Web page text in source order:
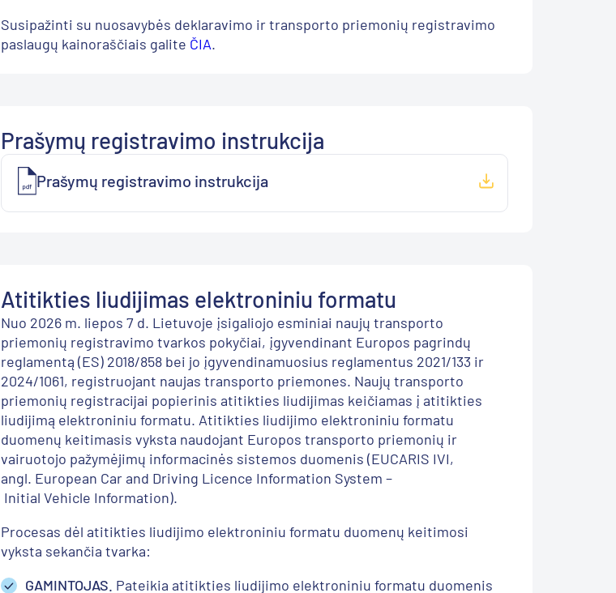
Susipažinti su nuosavybės deklaravimo ir transporto priemonių registravimo
paslaugų kainoraščiais galite ČIA.
Prašymų registravimo instrukcija
Prašymų registravimo instrukcija
Atitikties liudijimas elektroniniu formatu
Nuo 2026 m. liepos 7 d. Lietuvoje įsigaliojo esminiai naujų transporto
priemonių registravimo tvarkos pokyčiai, įgyvendinant Europos pagrindų
reglamentą (ES) 2018/858 bei jo įgyvendinamuosius reglamentus 2021/133 ir
2024/1061, registruojant naujas transporto priemones. Naujų transporto
priemonių registracijai popierinis atitikties liudijimas keičiamas į atitikties
liudijimą elektroniniu formatu. Atitikties liudijimo elektroniniu formatu
duomenų keitimasis vyksta naudojant Europos transporto priemonių ir
vairuotojo pažymėjimų informacinės sistemos duomenis (EUCARIS IVI,
angl. European Car and Driving Licence Information System –
Initial Vehicle Information).
Procesas dėlatitikties liudijimo elektroniniu formatu duomenų keitimosi
vyksta sekančia tvarka:
GAMINTOJAS. Pateikia atitikties liudijimo elektroniniu formatu duomenis